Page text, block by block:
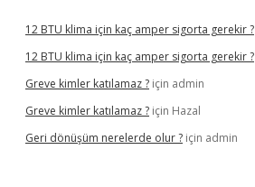
12 BTU klima için kaç amper sigorta gerekir ?
12 BTU klima için kaç amper sigorta gerekir ?
Greve kimler katılamaz ? için admin
Greve kimler katılamaz ? için Hazal
Geri dönüşüm nerelerde olur ? için admin